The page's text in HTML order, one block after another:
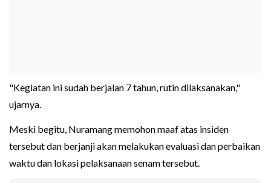
"Kegiatan ini sudah berjalan 7 tahun, rutin dilaksanakan,"
ujarnya.
Meski begitu, Nuramang memohon maaf atas insiden
tersebut dan berjanji akan melakukan evaluasi dan perbaikan
waktu dan lokasi pelaksanaan senam tersebut.